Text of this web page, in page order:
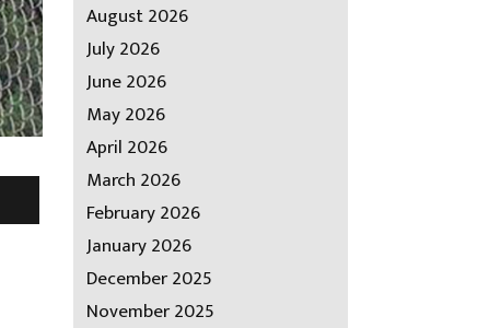
August 2026
July 2026
June 2026
May 2026
April 2026
March 2026
February 2026
January 2026
December 2025
November 2025